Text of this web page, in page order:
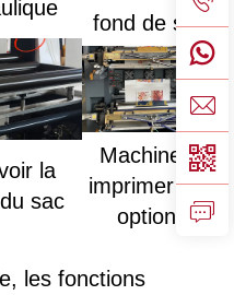
fond de sac
la
sac
Machine à
imprimer (en
option)
les fonctions